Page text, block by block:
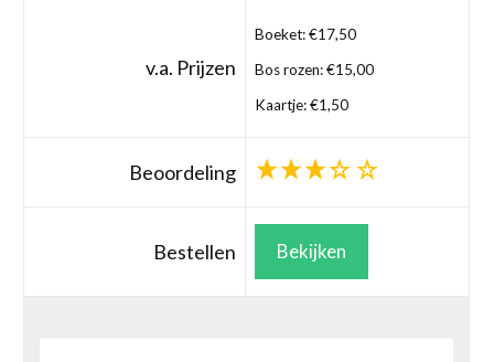
v.a. Prijzen
Boeket: €17,50
Bos rozen: €15,00
Kaartje: €1,50
Beoordeling
Bestellen Bekijken